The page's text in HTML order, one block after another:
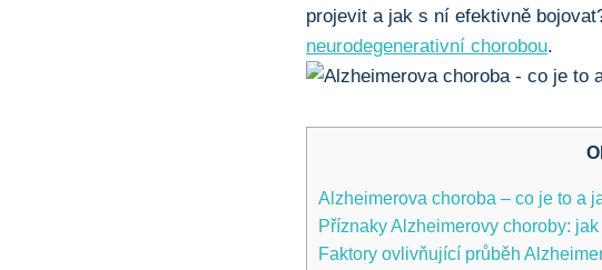
projevit a jak s ní efektivně
neurodegenerativní chorobou.
Alzheimerova choroba – co je to a
Příznaky Alzheimerovy choroby:
Faktory ovlivňující průběh